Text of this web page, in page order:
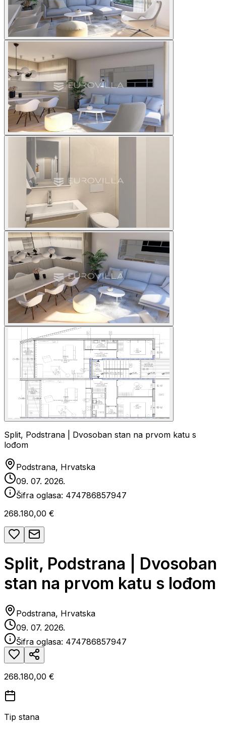
Split, Podstrana | Dvosoban stan na prvom katu s
lođom
Podstrana, Hrvatska
09. 07. 2026.
Šifra oglasa: 474786857947
268.180,00 €
Split, Podstrana | Dvosoban
stan na prvom katu s lođom
Podstrana, Hrvatska
09. 07. 2026.
Šifra oglasa: 474786857947
268.180,00 €
Tip stana